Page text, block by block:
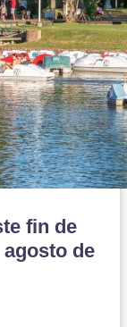
fin de
agosto de